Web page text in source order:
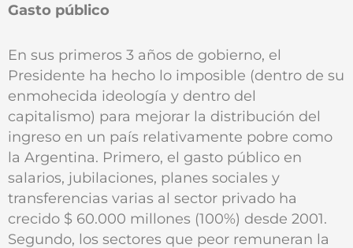
Gasto público
En sus primeros 3 años de gobierno, el
Presidente ha hecho lo imposible (dentro de su
enmohecida ideología y dentro del
capitalismo) para mejorar la distribución del
ingreso en un país relativamente pobre como
la Argentina. Primero, el gasto público en
salarios, jubilaciones, planes sociales y
transferencias varias al sector privado ha
crecido $ 60.000 millones (100%) desde 2001.
Segundo, los sectores que peor remuneran la